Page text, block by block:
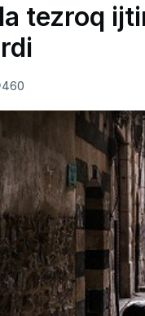
tezroq
460